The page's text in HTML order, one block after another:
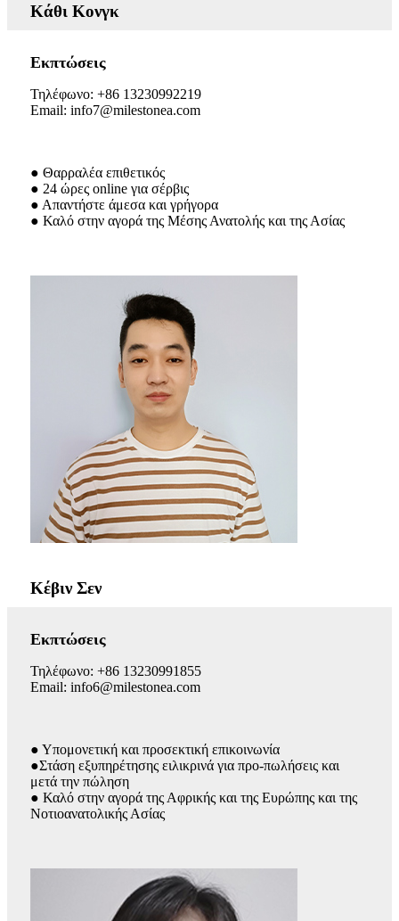
Κάθι Κονγκ
Εκπτώσεις
Τηλέφωνο: +86 13230992219
Email: info7@milestonea.com
● Θαρραλέα επιθετικός
● 24 ώρες online για σέρβις
● Απαντήστε άμεσα και γρήγορα
● Καλό στην αγορά της Μέσης Ανατολής και της Ασίας
Κέβιν Σεν
Εκπτώσεις
Τηλέφωνο: +86 13230991855
Email: info6@milestonea.com
● Υπομονετική και προσεκτική επικοινωνία
●Στάση εξυπηρέτησης ειλικρινά για προ-πωλήσεις και
μετά την πώληση
● Καλό στην αγορά της Αφρικής και της Ευρώπης και της
Νοτιοανατολικής Ασίας